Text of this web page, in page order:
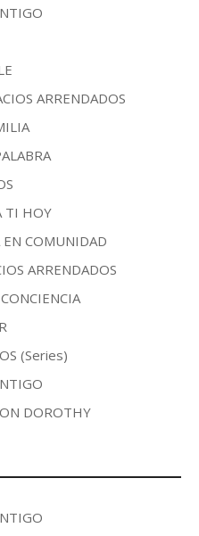
ARRENDADOS
TI HOY
COMUNIDAD
ARRENDADOS
(Series)
DOROTHY